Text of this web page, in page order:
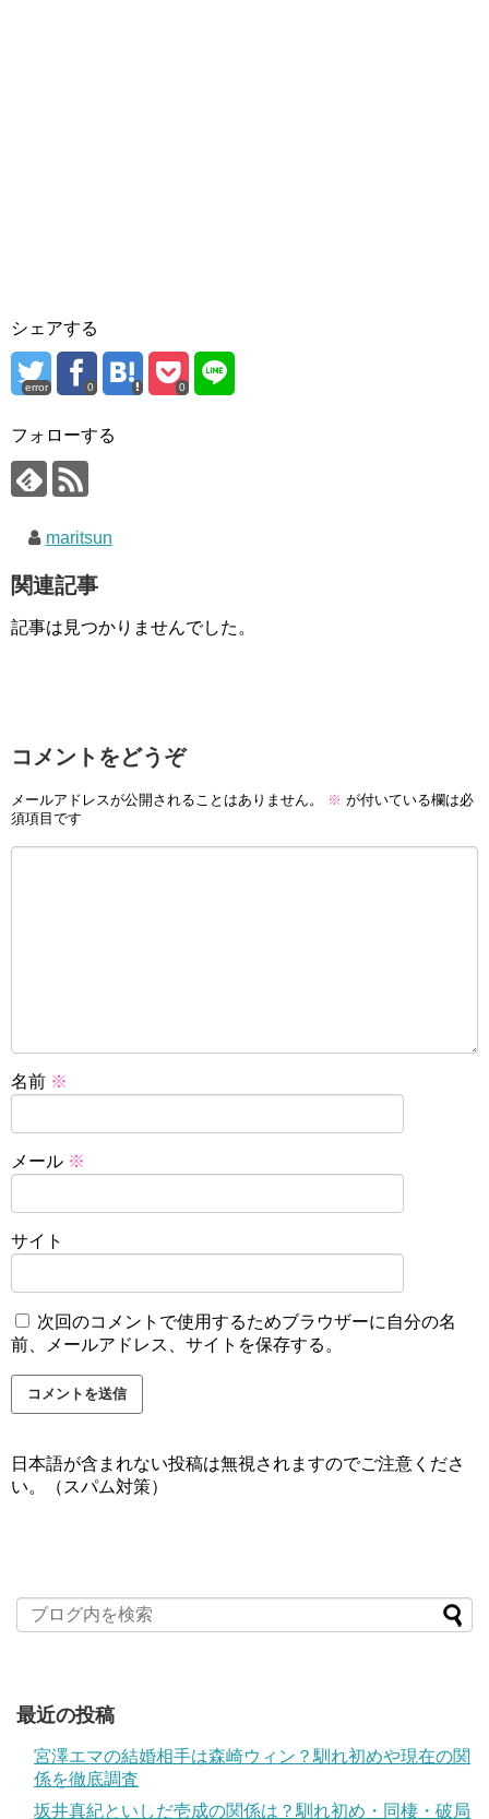
シェアする
error 0 0
フォローする
maritsun
関連記事
記事は見つかりませんでした。
コメントをどうぞ
メールアドレスが公開されることはありません。 ※ が付いている欄は必
須項目です
名前 ※
メール ※
サイト
次回のコメントで使用するためブラウザーに自分の名
前、メールアドレス、サイトを保存する。
日本語が含まれない投稿は無視されますのでご注意くださ
い。（スパム対策）
最近の投稿
宮澤エマの結婚相手は森崎ウィン？馴れ初めや現在の関
係を徹底調査
坂井真紀といしだ壱成の関係は？馴れ初め・同棲・破局